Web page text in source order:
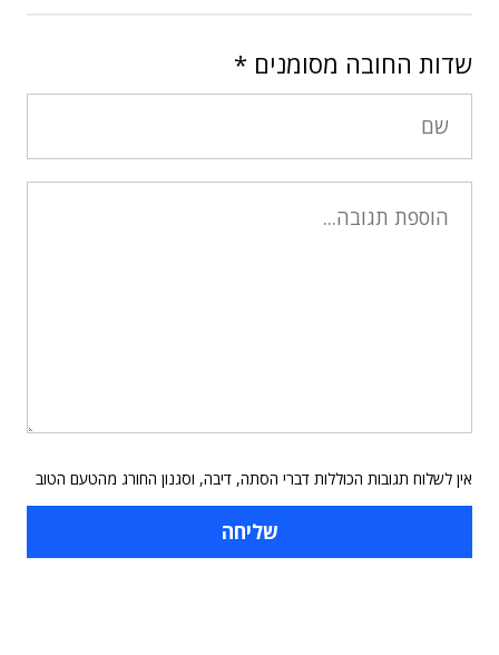
שדות החובה מסומנים *
אין לשלוח תגובות הכוללות דברי הסתה, דיבה, וסגנון החורג מהטעם הטוב